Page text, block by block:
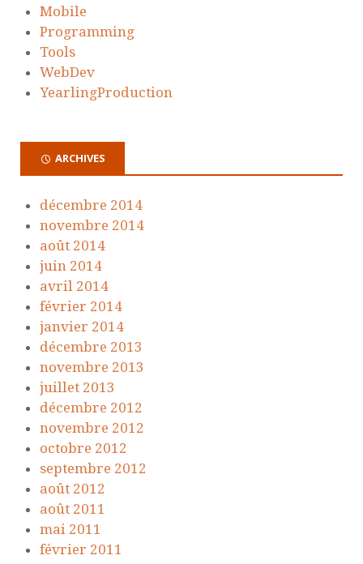
Mobile
Programming
Tools
WebDev
YearlingProduction
ARCHIVES
décembre 2014
novembre 2014
août 2014
juin 2014
avril 2014
février 2014
janvier 2014
décembre 2013
novembre 2013
juillet 2013
décembre 2012
novembre 2012
octobre 2012
septembre 2012
août 2012
août 2011
mai 2011
février 2011